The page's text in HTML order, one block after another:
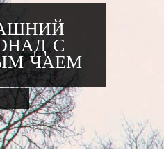
С
ЧАЕМ